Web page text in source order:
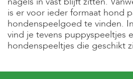
b
s
h
o
p
l
is er voor ieder formaat hond
hondenspeelgoed te vinden.
vind je tevens puppyspeeltjes
hondenspeeltjes die geschikt